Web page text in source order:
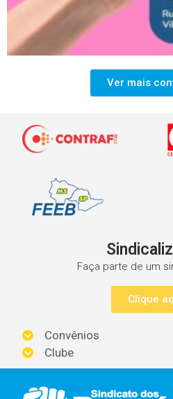
Ver mais
Faça parte de um
Clique
Convênios
Clube